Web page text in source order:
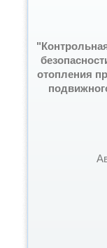
отопления